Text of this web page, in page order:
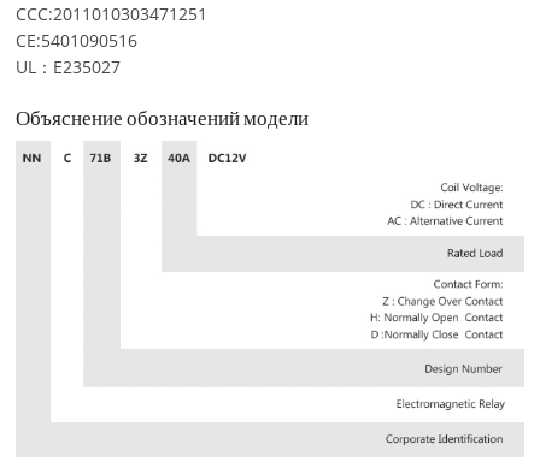
CCC:2011010303471251
CE:5401090516
UL：E235027
Объяснение обозначений модели